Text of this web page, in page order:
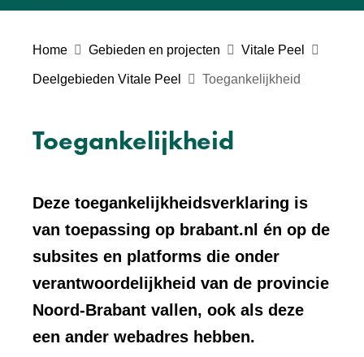
e
Home Gebieden en projecten Vitale Peel
Deelgebieden Vitale Peel Toegankelijkheid
Toegankelijkheid
Deze toegankelijkheidsverklaring is
van toepassing op brabant.nl én op de
subsites en platforms die onder
verantwoordelijkheid van de provincie
Noord-Brabant vallen, ook als deze
een ander webadres hebben.